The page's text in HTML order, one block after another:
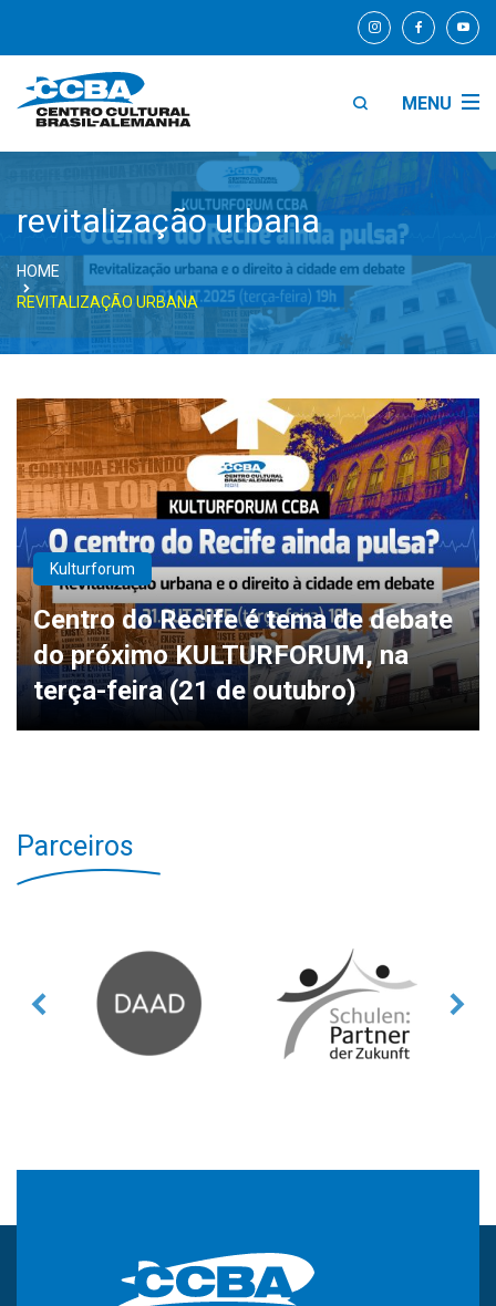
MENU
revitalização urbana
HOME
REVITALIZAÇÃO URBANA
Kulturforum
Centro do Recife é tema de debate
do próximo KULTURFORUM, na
terça-feira (21 de outubro)
Parceiros